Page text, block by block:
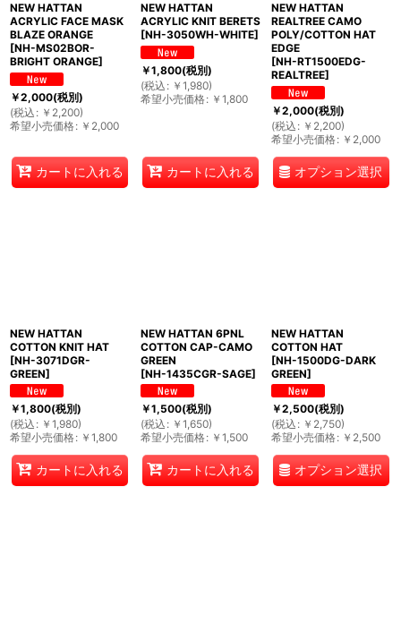
NEW HATTAN
ACRYLIC FACE MASK
BLAZE ORANGE
[NH-MS02BOR-
BRIGHT ORANGE]
￥2,000(税別)
(税込 : ￥ 2,200)
希望小売価格: ￥ 2,000
カートに入れる
NEW HATTAN
ACRYLIC KNIT BERETS
[NH-3050WH-WHITE]
￥1,800(税別)
(税込 : ￥ 1,980)
希望小売価格: ￥ 1,800
カートに入れる
NEW HATTAN
REALTREE CAMO
POLY/COTTON HAT
EDGE
[NH-RT1500EDG-
REALTREE]
￥2,000(税別)
(税込 : ￥ 2,200)
希望小売価格: ￥ 2,000
オプション選択
NEW HATTAN
COTTON KNIT HAT
[NH-3071DGR-
GREEN]
￥1,800(税別)
(税込 : ￥ 1,980)
希望小売価格: ￥ 1,800
カートに入れる
NEW HATTAN 6PNL
COTTON CAP-CAMO
GREEN
[NH-1435CGR-SAGE]
￥1,500(税別)
(税込 : ￥ 1,650)
希望小売価格: ￥ 1,500
カートに入れる
NEW HATTAN
COTTON HAT
[NH-1500DG-DARK
GREEN]
￥2,500(税別)
(税込 : ￥ 2,750)
希望小売価格: ￥ 2,500
オプション選択